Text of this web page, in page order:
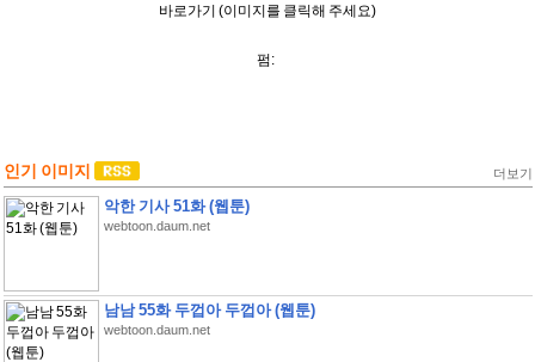
바로가기 (이미지를 클릭해 주세요)
펌:
인기 이미지 더보기
악한 기사 51화 (웹툰)
webtoon.daum.net
남남 55화 두껍아 두껍아 (웹툰)
webtoon.daum.net